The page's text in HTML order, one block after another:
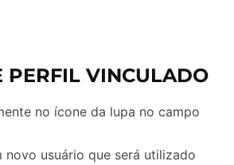
PERFIL VINCULADO
no ícone da lupa no campo
novo usuário que será utilizado